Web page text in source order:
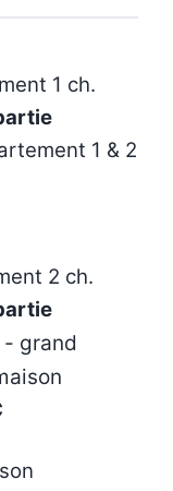
1 ch.
1 & 2
2 ch.
grand